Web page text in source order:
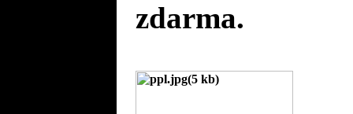
zdarma.